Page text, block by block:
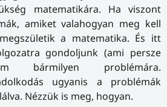
matematikára. Ha viszont
amiket valahogyan meg kell
a matematika. És itt
gondoljunk (ami persze
bármilyen problémára.
ugyanis a problémák
Nézzük is meg, hogyan.